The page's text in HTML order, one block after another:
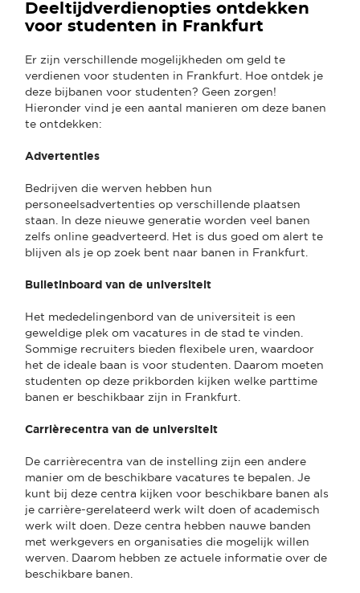
Deeltijdverdienopties ontdekken
voor studenten in Frankfurt
Er zijn verschillende mogelijkheden om geld te
verdienen voor studenten in Frankfurt. Hoe ontdek je
deze bijbanen voor studenten? Geen zorgen!
Hieronder vind je een aantal manieren om deze banen
te ontdekken:
Advertenties
Bedrijven die werven hebben hun
personeelsadvertenties op verschillende plaatsen
staan. In deze nieuwe generatie worden veel banen
zelfs online geadverteerd. Het is dus goed om alert te
blijven als je op zoek bent naar banen in Frankfurt.
Bulletinboard van de universiteit
Het mededelingenbord van de universiteit is een
geweldige plek om vacatures in de stad te vinden.
Sommige recruiters bieden flexibele uren, waardoor
het de ideale baan is voor studenten. Daarom moeten
studenten op deze prikborden kijken welke parttime
banen er beschikbaar zijn in Frankfurt.
Carrièrecentra van de universiteit
De carrièrecentra van de instelling zijn een andere
manier om de beschikbare vacatures te bepalen. Je
kunt bij deze centra kijken voor beschikbare banen als
je carrière-gerelateerd werk wilt doen of academisch
werk wilt doen. Deze centra hebben nauwe banden
met werkgevers en organisaties die mogelijk willen
werven. Daarom hebben ze actuele informatie over de
beschikbare banen.